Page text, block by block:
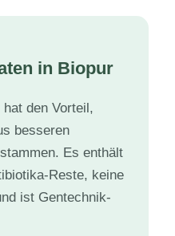
in Biopur
den Vorteil,
besseren
Es enthält
Reste, keine
ist Gentechnik-